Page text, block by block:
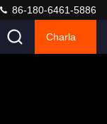
86-180-6461-5886
Charla